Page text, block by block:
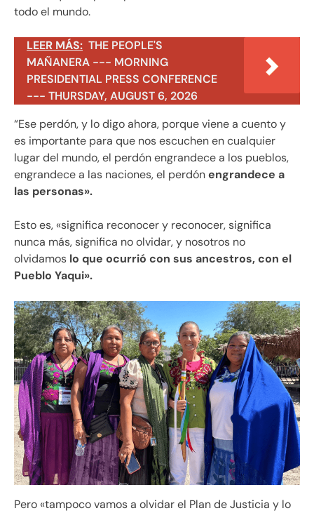
todo el mundo.
LEER MÁS: THE PEOPLE'S
MAÑANERA --- MORNING
PRESIDENTIAL PRESS CONFERENCE
--- THURSDAY, AUGUST 6, 2026
“Ese perdón, y lo digo ahora, porque viene a cuento y
es importante para que nos escuchen en cualquier
lugar del mundo, el perdón engrandece a los pueblos,
engrandece a las naciones, el perdónengrandece a
las personas».
Esto es, «significa reconocer y reconocer, significa
nunca más, significa no olvidar, y nosotros no
olvidamos lo que ocurrió con sus ancestros, con el
Pueblo Yaqui».
Pero «tampoco vamos a olvidar el Plan de Justicia y lo